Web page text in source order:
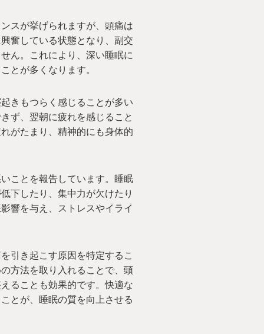
スが挙げられますが、頭痛は
奮している状態となり、副交
ん。これにより、深い睡眠に
とが多くなります。
きもつらく感じることが多い
ず、翌朝に疲れを感じること
がたまり、精神的にも身体的
ことを報告しています。睡眠
下したり、集中力が欠けたり
響を与え、ストレスやイライ
引き起こす原因を特定するこ
方法を取り入れることで、頭
ることも効果的です。快適な
とが、睡眠の質を向上させる